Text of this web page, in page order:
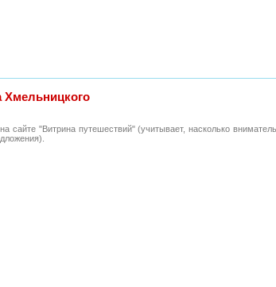
Хмельницкого
сайте "Витрина путешествий" (учитывает, насколько